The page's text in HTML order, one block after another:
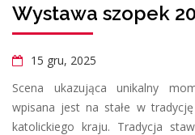
Wystawa szopek
15 gru, 2025
Scena ukazująca unikalny
wpisana jest na stałe w
katolickiego kraju. Tradycja